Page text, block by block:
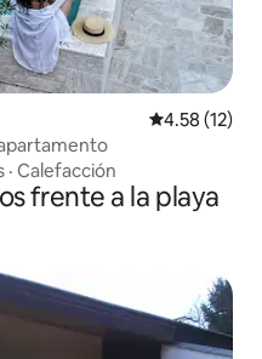
Calificación
4.58 (12)
· Calefacción
frente a la playa